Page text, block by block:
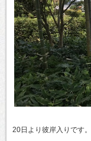
20日より彼岸入りです。